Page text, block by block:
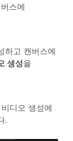
스에
하고 캔버스에
생성을
디오 생성에
.